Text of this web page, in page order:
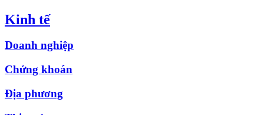
Kinh tế
Doanh nghiệp
Chứng khoán
Địa phương